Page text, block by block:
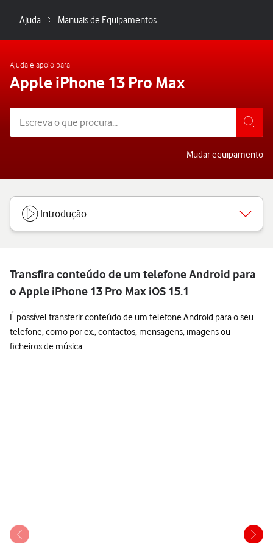
Ajuda Manuais de Equipamentos
Ajuda e apoio para
Apple iPhone 13 Pro Max
Mudar equipamento
Introdução
Transfira conteúdo de um telefone Android para
o Apple iPhone 13 Pro Max iOS 15.1
É possível transferir conteúdo de um telefone Android para o seu
telefone, como por ex., contactos, mensagens, imagens ou
ficheiros de música.